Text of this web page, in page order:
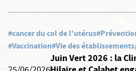
#cancer du col de l'utérus
#Vaccination#Vie des
Juin Vert 2026 : la